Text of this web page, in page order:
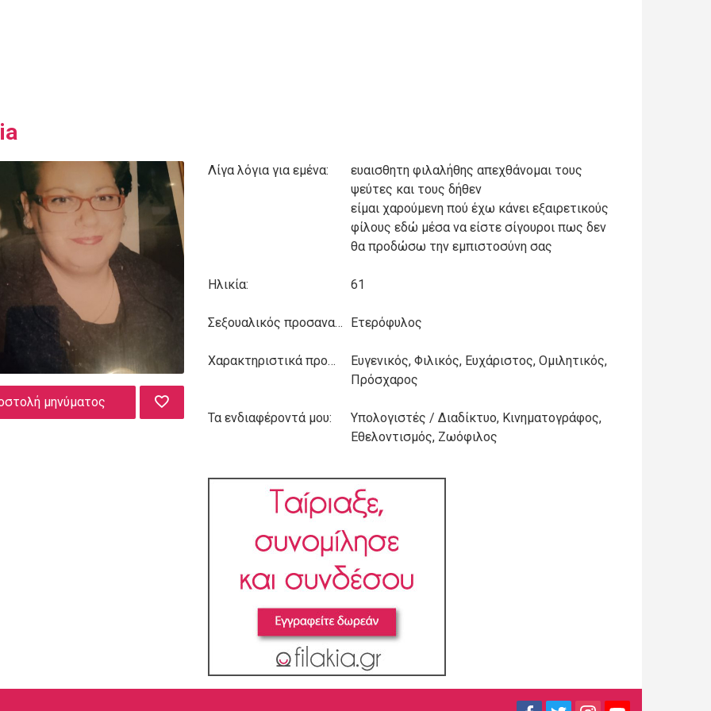
μηνύματος
Λίγα λόγια για εμένα:
ευαισθητη φιλαλήθης απεχθάνομαι τους
ψεύτες και τους δήθεν
είμαι χαρούμενη πού έχω κάνει εξαιρετικούς
φίλους εδώ μέσα να είστε σίγουροι πως δεν
θα προδώσω την εμπιστοσύνη σας
Ηλικία: 61
Σεξουαλικός προσανατολισμός: Ετερόφυλος
Χαρακτηριστικά προσωπικότητας:
Ευγενικός, Φιλικός, Ευχάριστος, Ομιλητικός,
Πρόσχαρος
Τα ενδιαφέροντά μου:
Υπολογιστές / Διαδίκτυο, Κινηματογράφος,
Εθελοντισμός, Ζωόφιλος